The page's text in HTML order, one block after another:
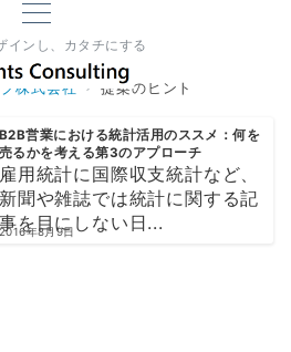
インし、カタチにする
株式会社 提案のヒント
B2B営業における統計活用のススメ：何を
売るかを考える第3のアプローチ
雇用統計に国際収支統計など、
新聞や雑誌では統計に関する記
事を目にしない日...
2016年8月9日